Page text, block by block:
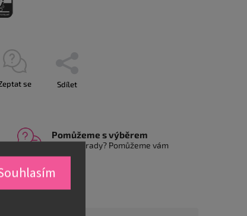
se Sdílet
Pomůžeme s výběrem
Nevíte si rady? Pomůžeme vám